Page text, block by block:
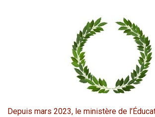
Depuis mars 2023, le ministère de